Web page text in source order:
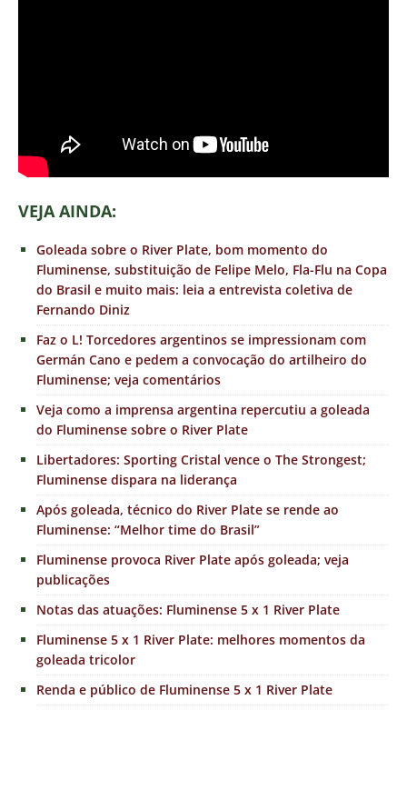
VEJA AINDA:
Goleada sobre o River Plate, bom momento do
Fluminense, substituição de Felipe Melo, Fla-Flu na Copa
do Brasil e muito mais: leia a entrevista coletiva de
Fernando Diniz
Faz o L! Torcedores argentinos se impressionam com
Germán Cano e pedem a convocação do artilheiro do
Fluminense; veja comentários
Veja como a imprensa argentina repercutiu a goleada
do Fluminense sobre o River Plate
Libertadores: Sporting Cristal vence o The Strongest;
Fluminense dispara na liderança
Após goleada, técnico do River Plate se rende ao
Fluminense: “Melhor time do Brasil”
Fluminense provoca River Plate após goleada; veja
publicações
Notas das atuações: Fluminense 5 x 1 River Plate
Fluminense 5 x 1 River Plate: melhores momentos da
goleada tricolor
Renda e público de Fluminense 5 x 1 River Plate